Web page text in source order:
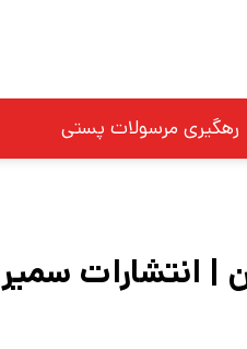
رهگیری مرسولات پستی
| انتشارات سمیر